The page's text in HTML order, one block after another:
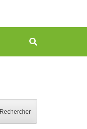
Rechercher